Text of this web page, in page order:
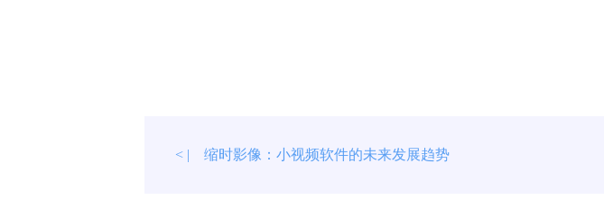
< | 缩时影像：小视频软件的未来发展趋势